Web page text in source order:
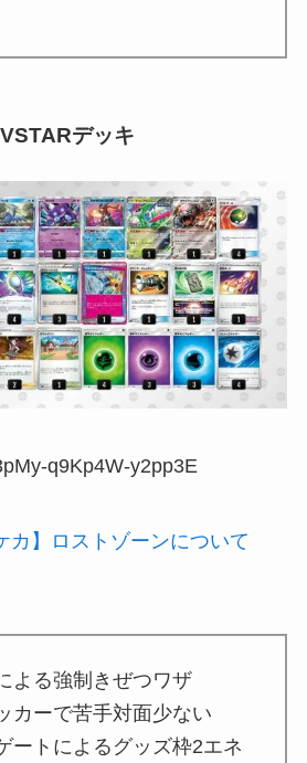
デッキ
q9Kp4W-y2pp3E
カ】ロストゾーンについて
よる強制きぜつワザ
カーで苦手対面少ない
ートによるグッズ枠2エネ